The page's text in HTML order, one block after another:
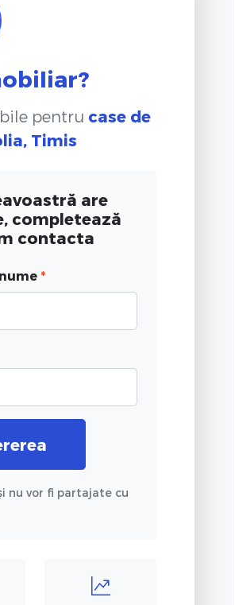
pentru case de
Timis
are
completează
contacta
*
nu vor fi partajate cu